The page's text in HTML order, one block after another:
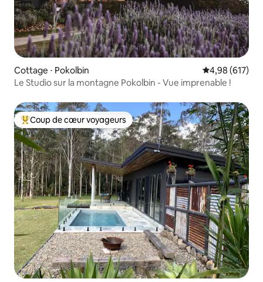
Cottage ⋅ Pokolbin Évaluation
4,98 (617)
Le Studio sur la montagne Pokolbin - Vue imprenable !
Coups de cœur voyageurs les plus appréciés
Coup de cœur voyageurs